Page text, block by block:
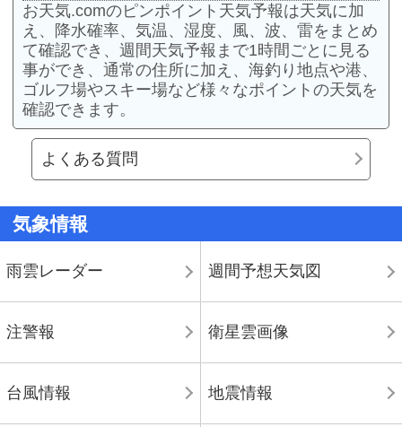
お天気.comのピンポイント天気予報は天気に加
え、降水確率、気温、湿度、風、波、雷をまとめ
て確認でき、週間天気予報まで1時間ごとに見る
事ができ、通常の住所に加え、海釣り地点や港、
ゴルフ場やスキー場など様々なポイントの天気を
確認できます。
よくある質問
気象情報
雨雲レーダー 週間予想天気図
注警報 衛星雲画像
台風情報 地震情報